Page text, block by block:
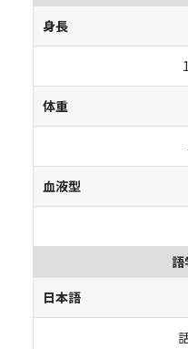
身長
体重
血液型
語
日本語